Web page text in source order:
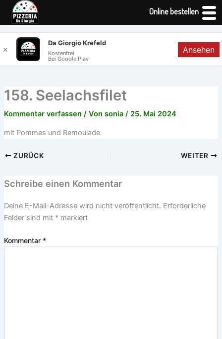
Inhalt
springen
158. Seelachsfilet
Kommentar verfassen / Von sonia / 25. Mai 2024
mit Pommes und Remoulade
ZURÜCK WEITER
Schreibe einen Kommentar
Deine E-Mail-Adresse wird nicht veröffentlicht. Erforderliche
Felder sind mit *markiert
Kommentar *
Online bestellen
✕
Da Giorgio Krefeld
Kostenfrei
Bei Google Play
Ansehen